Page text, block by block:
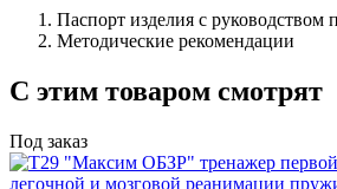
Паспорт изделия с руководством
Методические рекомендации
С этим товаром смотрят
Под заказ